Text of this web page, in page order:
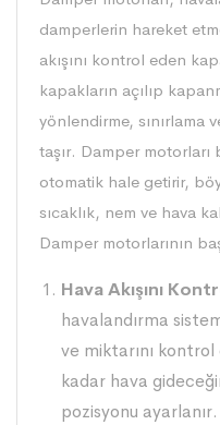
damperlerin hareket
akışını kontrol eden
kapakların açılıp
yönlendirme, sınırlama
taşır. Damper
otomatik hale getirir,
sıcaklık, nem ve hava
Damper motorlarının
Hava Akışını
havalandırma
ve miktarını
kadar hava
pozisyonu ayarlanır.